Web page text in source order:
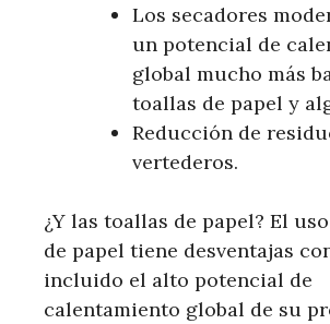
Los secadores
un potencial de
global mucho más
toallas de papel y
Reducción de
vertederos.
¿Y las toallas de papel? El
de papel tiene desventajas
incluido el alto potencial de
calentamiento global de su